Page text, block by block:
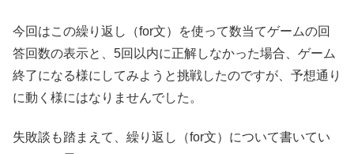
今回はこの繰り返し（for文）を使って数当てゲームの回
答回数の表示と、5回以内に正解しなかった場合、ゲーム
終了になる様にしてみようと挑戦したのですが、予想通り
に動く様にはなりませんでした。
失敗談も踏まえて、繰り返し（for文）について書いてい